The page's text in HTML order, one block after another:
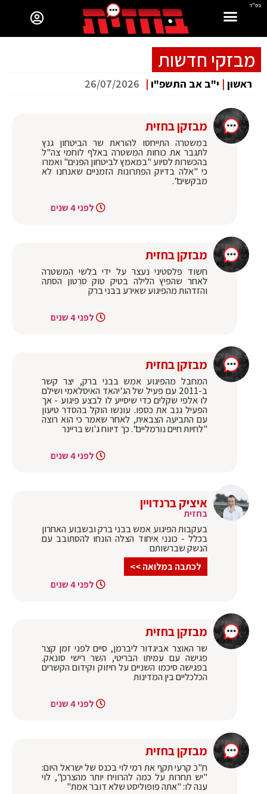
בס"ד
מבזקי חדשות
ראשון | י"ב אב התשפ"ו |
26/07/2026
מבזקן בחזית
במשטרה התייחסו להוראת שר הביטחון גנץ
לתגבר את כוחות המשטרה באלף לוחמי צה"ל
בהכשרות לסיוע "במאמץ לביטחון הפנים" ואמרו
כי "אלה בדיוק הפתרונות הזמניים שאנחנו לא
מבקשים".
לפני 4 שנים
מבזקן בחזית
חשוד פלסטיני נעצר על ידי בלשי המשטרה
לאחר שהפיץ הלילה בטיק טוק סרטון הסתה
והזדהות מהפיגוע שאירע בבני ברק
לפני 4 שנים
מבזקן בחזית
המחבל מהפיגוע אמש בבני ברק, יצר קשר
ב-2011 עם פעיל של הג'יהאד האיסלאמי ושילם
לו אלפי שקלים כדי שיסייע לו לבצע פיגוע - אך
הפעיל גנב את כספו. עונשו הוקל בהסדר טיעון
עם התביעה הצבאית, לאחר שאמר כי הוא רוצה
"לחיות חיים נורמליים". כך דיווח ג'וש בריינר
לפני 4 שנים
איציק ברנדויין
בחזית
בעקבות הפיגוע אמש בבני ברק ובשבוע האחרון
בכלל - כונני איחוד הצלה הונחו להסתובב עם
הנשק שברשותם
לכתבה במלואה >>
לפני 4 שנים
מבזקן בחזית
שר האוצר אביגדור ליברמן, סיים לפני זמן קצר
פגישה עם עמיתו הבריטי, השר רישי סונאק.
בפגישה סיכמו השניים על חיזוק וקידום הקשרים
הכלכליים בין המדינות
לפני 4 שנים
מבזקן בחזית
ח"כ קרעי תקף את רמי לוי בכנס של ישראל היום:
"יש תחרות על כמה להרוויח יותר מהצרכן", לוי
ענה לו: "אתה פופוליסט שלא דובר אמת"